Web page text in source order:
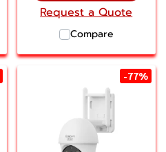
Request a Quote
Compare
-77%